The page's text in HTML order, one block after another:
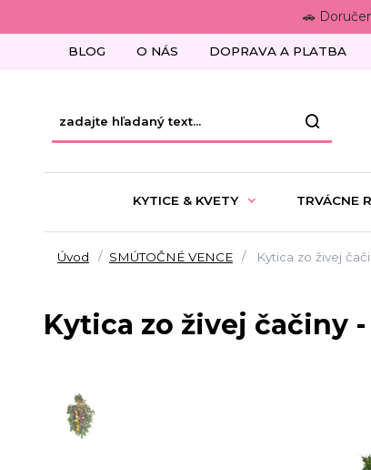
🚗
BLOG O NÁS DOPRAVA A PLATBA
KYTICE & KVETY TRVÁCNE
Úvod SMÚTOČNÉ VENCE Kytica zo živej
Kytica zo živej čačiny